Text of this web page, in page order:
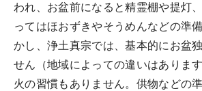
われ、お盆前になると精霊棚や提灯
ってはほおずきやそうめんなどの準
かし、浄土真宗では、基本的にお盆
せん（地域によっての違いはありま
火の習慣もありません。供物などの